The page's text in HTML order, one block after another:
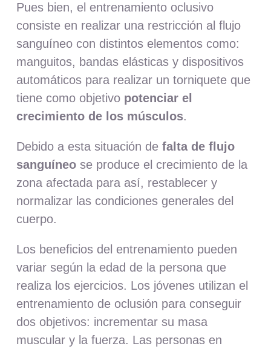
Pues bien, el entrenamiento oclusivo
consiste en realizar una restricción al flujo
sanguíneo con distintos elementos como:
manguitos, bandas elásticas y dispositivos
automáticos para realizar un torniquete que
tiene como objetivo potenciar el
crecimiento de los músculos.
Debido a esta situación defalta de flujo
sanguíneo se produce el crecimiento de la
zona afectada para así, restablecer y
normalizar las condiciones generales del
cuerpo.
Los beneficios del entrenamiento pueden
variar según la edad de la persona que
realiza los ejercicios. Los jóvenes utilizan el
entrenamiento de oclusión para conseguir
dos objetivos: incrementar su masa
muscular y la fuerza. Las personas en